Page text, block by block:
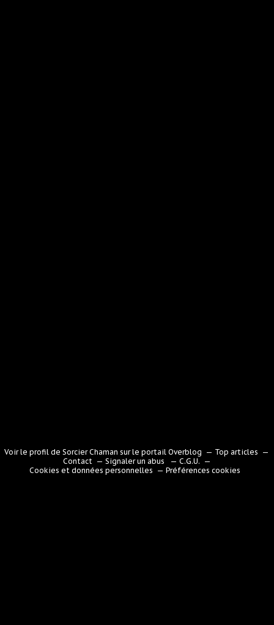
Voir le profil deSorcier Chaman sur le portail Overblog
Top articles
Contact
Signaler un abus
C.G.U.
Cookies et données personnelles
Préférences cookies